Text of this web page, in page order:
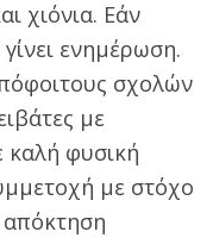
χιόνια. Εάν
ενημέρωση.
σχολών
με
καλή φυσική
με στόχο
απόκτηση